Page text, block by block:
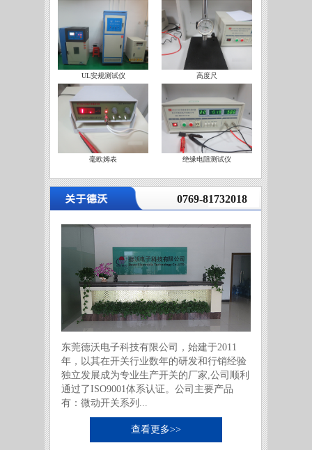
UL安规测试仪 高度尺
毫欧姆表 绝缘电阻测试仪
0769-81732018
东莞德沃电子科技有限公司，始建于2011
年，以其在开关行业数年的研发和行销经验
独立发展成为专业生产开关的厂家,公司顺利
通过了ISO9001体系认证。公司主要产品
有：微动开关系列...
查看更多>>